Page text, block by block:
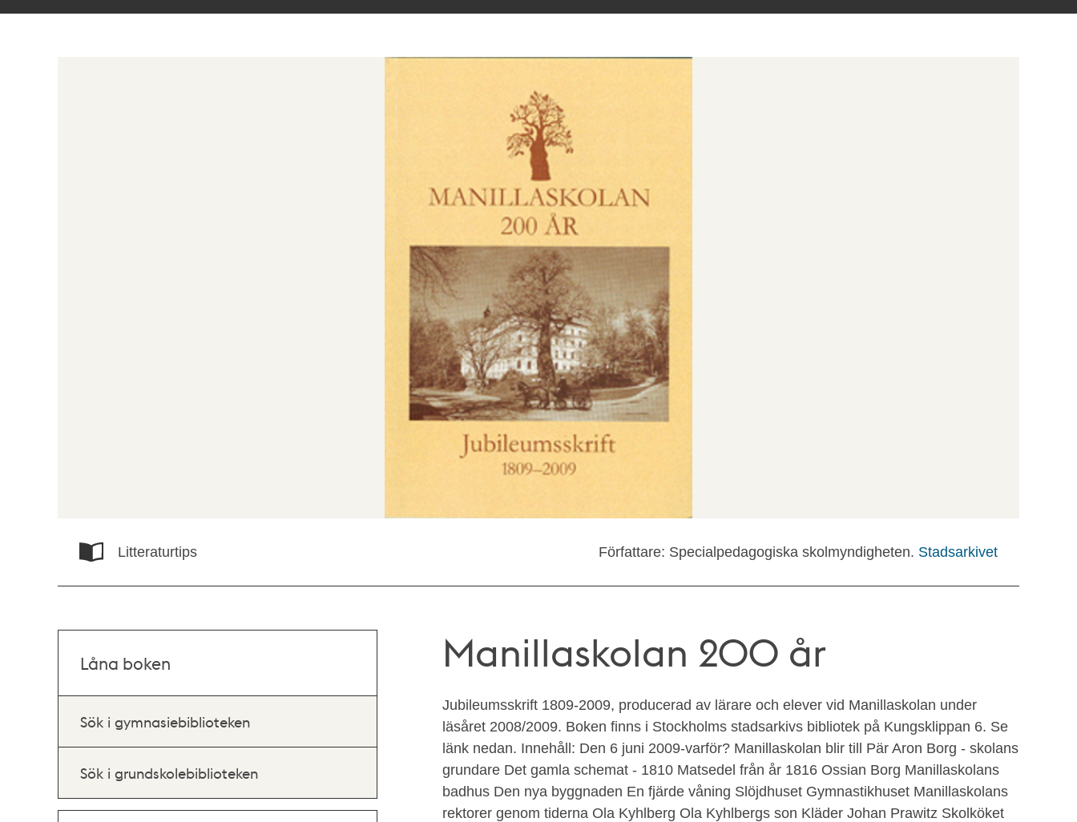
Litteraturtips Författare: Specialpedagogiska skolmyndigheten. Stadsarkivet
Manillaskolan 200 år
Jubileumsskrift 1809-2009, producerad av lärare och elever vid Manillaskolan under
läsåret 2008/2009. Boken finns i Stockholms stadsarkivs bibliotek på Kungsklippan 6. Se
länk nedan. Innehåll: Den 6 juni 2009-varför? Manillaskolan blir till Pär Aron Borg - skolans
grundare Det gamla schemat - 1810 Matsedel från år 1816 Ossian Borg Manillaskolans
badhus Den nya byggnaden En fjärde våning Slöjdhuset Gymnastikhuset Manillaskolans
rektorer genom tiderna Ola Kyhlberg Ola Kyhlbergs son Kläder Johan Prawitz Skolköket
Låna boken
Sök i gymnasiebiblioteken
Sök i grundskolebiblioteken